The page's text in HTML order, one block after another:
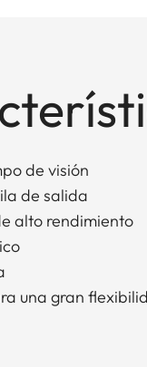
de visión
de salida
alto rendimiento
una gran